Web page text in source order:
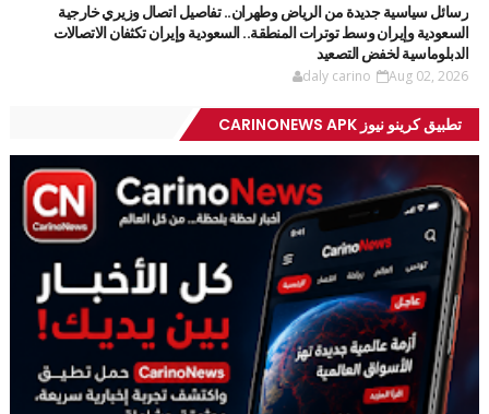
رسائل سياسية جديدة من الرياض وطهران.. تفاصيل اتصال وزيري خارجية
السعودية وإيران وسط توترات المنطقة.. السعودية وإيران تكثفان الاتصالات
الدبلوماسية لخفض التصعيد
daly carino Aug 02, 2026
تطبيق كرينو نيوز CARINONEWS APK